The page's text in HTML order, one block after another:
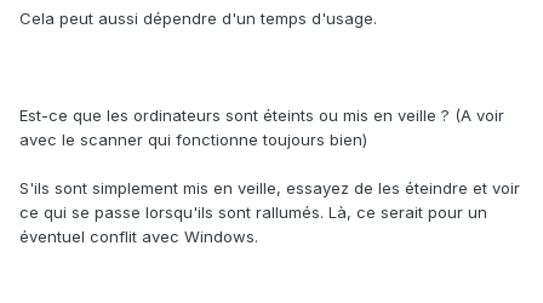
Cela peut aussi dépendre d'un temps d'usage.
Est-ce que les ordinateurs sont éteints ou mis en veille ? (A voir
avec le scanner qui fonctionne toujours bien)
S'ils sont simplement mis en veille, essayez de les éteindre et voir
ce qui se passe lorsqu'ils sont rallumés. Là, ce serait pour un
éventuel conflit avec Windows.